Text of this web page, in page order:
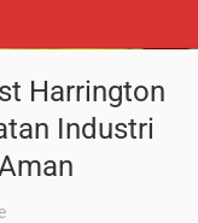
Harrington
Industri